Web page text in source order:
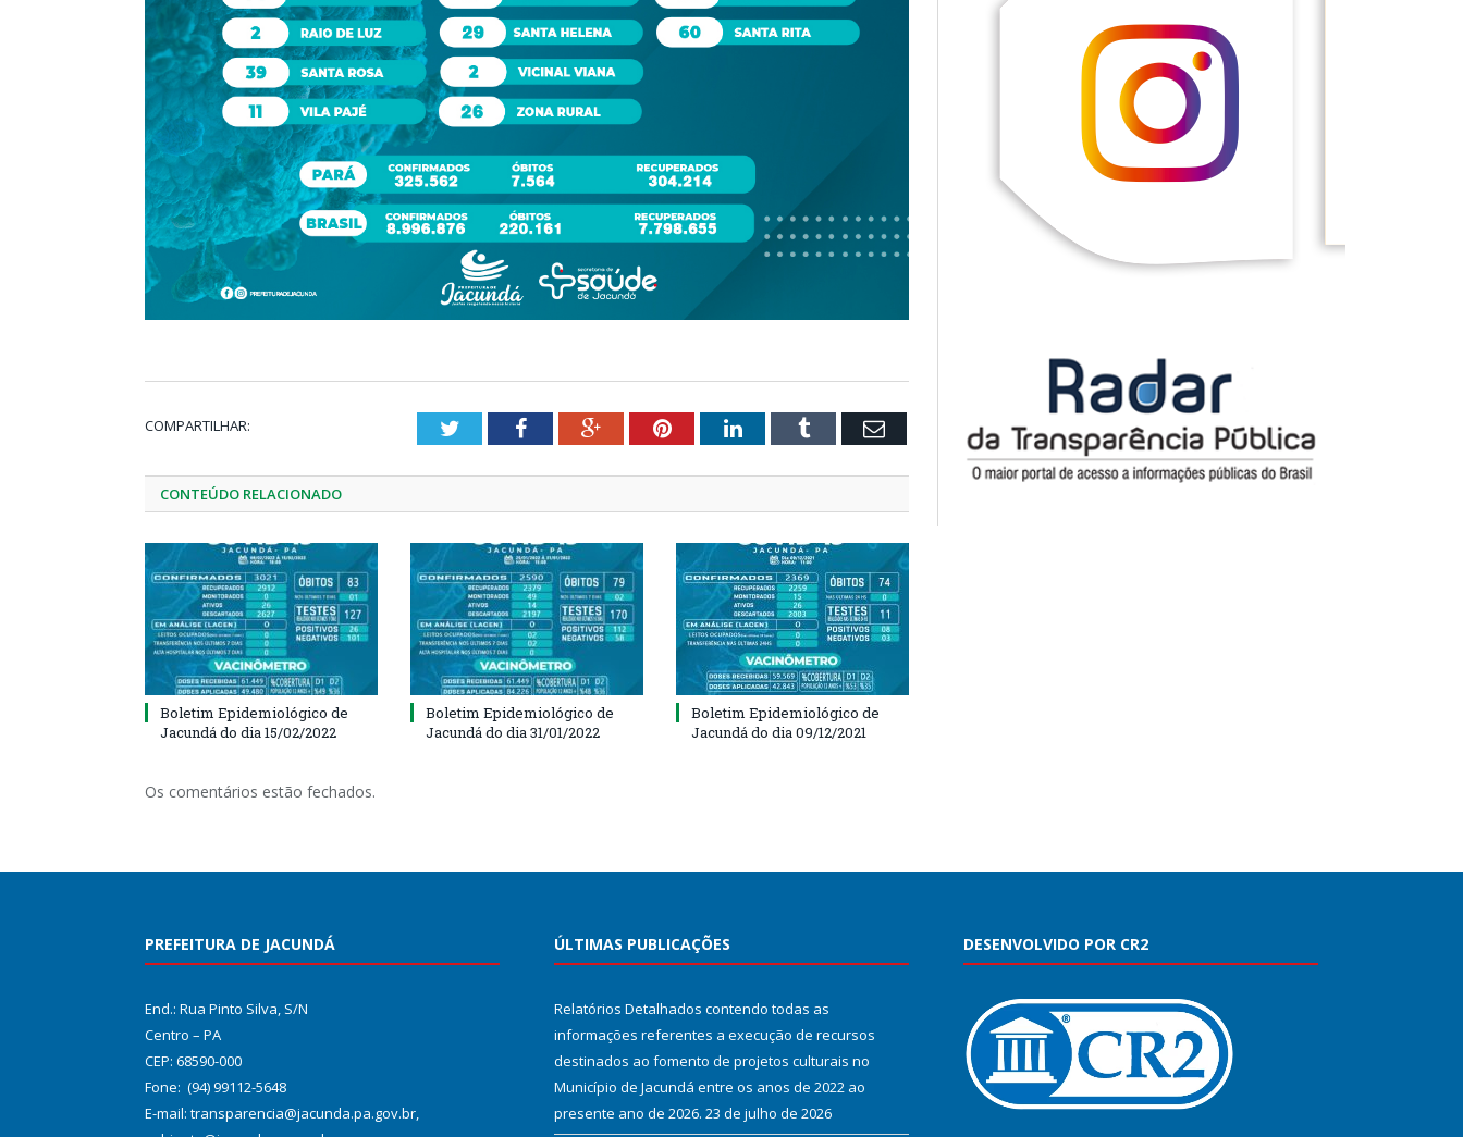
COMPARTILHAR: TwitterFacebookGoogle+PinterestLinkedInTumblr Email
CONTEÚDO RELACIONADO
Boletim Epidemiológico de
Jacundá do dia 15/02/2022
Boletim Epidemiológico de
Jacundá do dia 31/01/2022
Boletim Epidemiológico de
Jacundá do dia 09/12/2021
Os comentários estão fechados.
PREFEITURA DE JACUNDÁ
End.: Rua Pinto Silva, S/N
Centro – PA
CEP: 68590-000
Fone: (94) 99112-5648
E-mail: transparencia@jacunda.pa.gov.br,
ÚLTIMAS PUBLICAÇÕES
Relatórios Detalhados contendo todas as
informações referentes a execução de recursos
destinados ao fomento de projetos culturais no
Município de Jacundá entre os anos de 2022 ao
presente ano de 2026. 23 de julho de 2026
DESENVOLVIDO POR CR2